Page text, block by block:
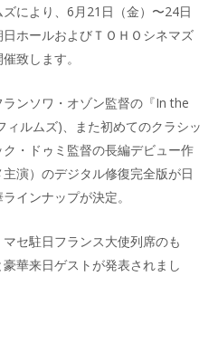
により、6月21日（金）〜24日
日ホールおよびＴＯＨＯシネマズ
致します。
ンソワ・オゾン監督の『In the
ルムズ)、また初めてのクラシッ
・ドゥミ監督の長編デビュー作
演）のデジタル修復完全版が日
インナップが決定。
セ駐日フランス大使列席のも
華来日ゲストが発表されまし